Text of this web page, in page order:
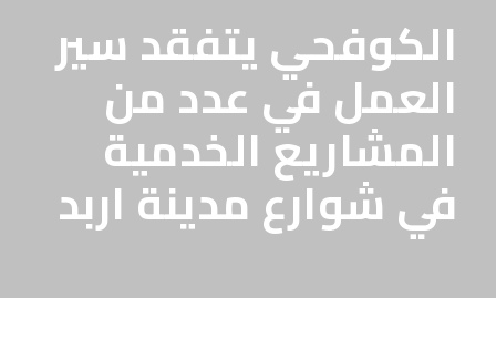
الكوفحي يتفقد سير
العمل في عدد من
المشاريع الخدمية
في شوارع مدينة اربد